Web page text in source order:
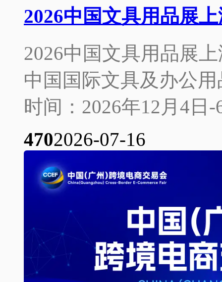
2026中国文具用品展
2026中国文具用品展
中国国际文具及办公用
时间：2026年12月4日
4702026-07-16